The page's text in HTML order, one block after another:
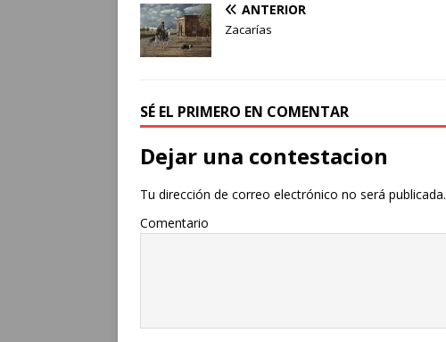
ANTERIOR
Zacarías
SÉ EL PRIMERO EN COMENTAR
Dejar una contestacion
Tu dirección de correo electrónico no será publicada.
Comentario